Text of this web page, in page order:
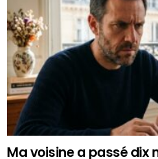
Ma voisine a passé dix